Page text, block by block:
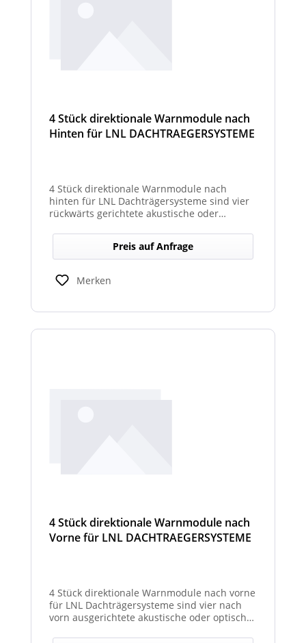
4 Stück direktionale Warnmodule nach
Hinten für LNL DACHTRAEGERSYSTEME
4 Stück direktionale Warnmodule nach
hinten für LNL Dachträgersysteme sind vier
rückwärts gerichtete akustische oder
montiert werden, um gezielte Warnsignale
nach hinten auszugeben. Sie verbessern die
Sicht‑ und Hörbarkeit von Warnhinweisen im
Heckbereich und erhöhen so die Sicherheit
bei Rückwärts‑ oder Einsatzfahrten.
Preis auf Anfrage
Merken
4 Stück direktionale Warnmodule nach
Vorne für LNL DACHTRAEGERSYSTEME
4 Stück direktionale Warnmodule nach vorne
für LNL Dachträgersysteme sind vier nach
vorn ausgerichtete akustische oder optische